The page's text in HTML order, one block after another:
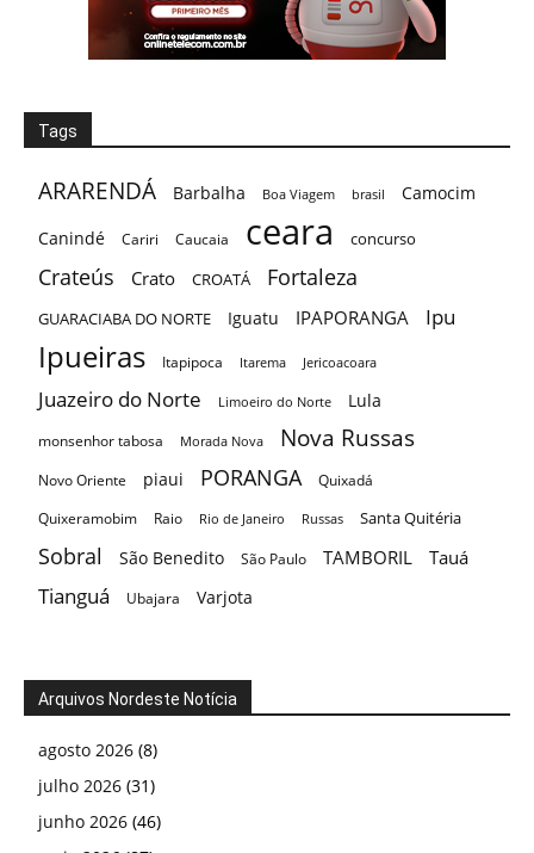
Tags
ARARENDÁ Barbalha Boa Viagem brasil
Camocim
Canindé
Cariri Caucaia ceara concurso
Crateús Crato CROATÁ Fortaleza
GUARACIABA DO NORTE Iguatu IPAPORANGA Ipu
Ipueiras Itapipoca Itarema Jericoacoara
Juazeiro do Norte Limoeiro do Norte Lula
monsenhor tabosa Morada Nova Nova Russas
Novo Oriente piaui PORANGA
Quixadá
Quixeramobim
Raio Rio de Janeiro Russas Santa Quitéria
Sobral São Benedito São Paulo TAMBORIL Tauá
Tianguá Ubajara Varjota
Arquivos Nordeste Notícia
agosto 2026 (8)
julho 2026 (31)
junho 2026 (46)